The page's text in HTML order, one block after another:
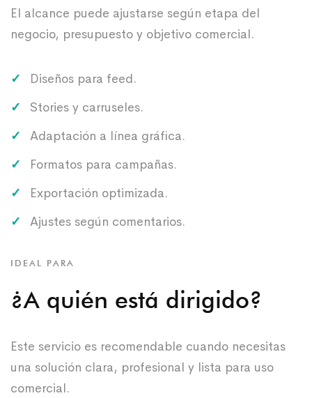
El alcance puede ajustarse según etapa del
negocio, presupuesto y objetivo comercial.
Diseños para feed.
Stories y carruseles.
Adaptación a línea gráfica.
Formatos para campañas.
Exportación optimizada.
Ajustes según comentarios.
IDEAL PARA
¿A quién está dirigido?
Este servicio es recomendable cuando necesitas
una solución clara, profesional y lista para uso
comercial.